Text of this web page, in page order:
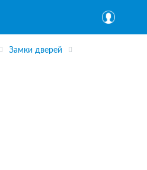
Замки дверей